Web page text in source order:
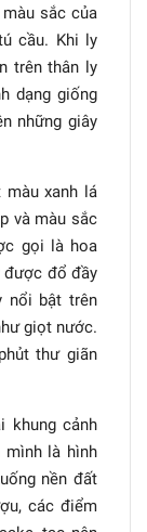
sắc của
cầu. Khi ly
trên thân ly
dạng giống
những giây
màu xanh lá
và màu sắc
gọi là hoa
được đổ đầy
nổi bật trên
giọt nước.
thư giãn
khung cảnh
mình là hình
nền đất
các điểm